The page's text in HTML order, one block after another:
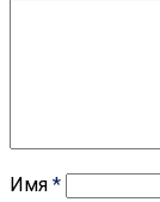
Имя *